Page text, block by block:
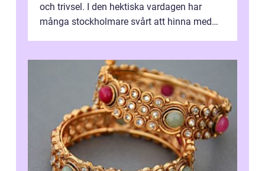
och trivsel. I den hektiska vardagen har
många stockholmare svårt att hinna med